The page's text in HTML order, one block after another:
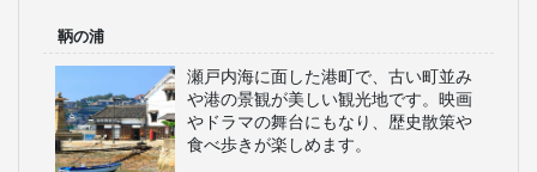
鞆の浦
瀬戸内海に面した港町で、古い町並み
や港の景観が美しい観光地です。映画
やドラマの舞台にもなり、歴史散策や
食べ歩きが楽しめます。